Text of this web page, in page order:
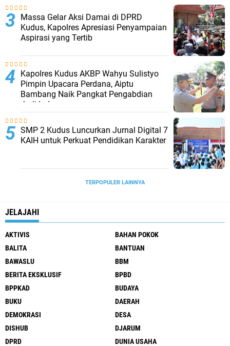
Massa Gelar Aksi Damai di DPRD
Kudus, Kapolres Apresiasi Penyampaian
Aspirasi yang Tertib
Kapolres Kudus AKBP Wahyu Sulistyo
Pimpin Upacara Perdana, Aiptu
Bambang Naik Pangkat Pengabdian
Jadi Ipda
SMP 2 Kudus Luncurkan Jurnal Digital 7
KAIH untuk Perkuat Pendidikan Karakter
TERPOPULER LAINNYA
JELAJAHI
AKTIVIS
BAHAN POKOK
BALITA
BANTUAN
BAWASLU
BBM
BERITA EKSKLUSIF
BPBD
BPPKAD
BUDAYA
BUKU
DAERAH
DEMOKRASI
DESA
DISHUB
DJARUM
DPRD
DUNIA USAHA